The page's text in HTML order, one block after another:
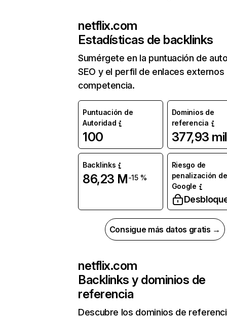
netflix.com
Estadísticas de backlinks
Sumérgete en la puntuación de
SEO y el perfil de enlaces externos
competencia.
Puntuación de
Autoridad
100
Dominios de
referencia
377,93 mil
Backlinks
86,23 M-15 %
Riesgo de
penalización de
Google
Consigue más datos gratis →
netflix.com
Backlinks y dominios de
referencia
Descubre los dominios de